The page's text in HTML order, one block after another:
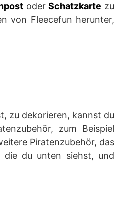
oderSchatzkarte zu
von Fleecefun herunter,
zu dekorieren, kannst du
zum Beispiel
Piratenzubehör, das
die du unten siehst, und